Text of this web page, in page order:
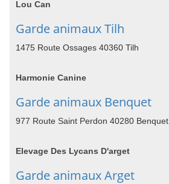
Lou Can
Garde animaux Tilh
1475 Route Ossages 40360 Tilh
Harmonie Canine
Garde animaux Benquet
977 Route Saint Perdon 40280 Benquet
Elevage Des Lycans D'arget
Garde animaux Arget